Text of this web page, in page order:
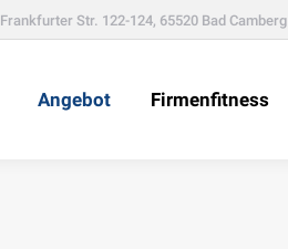
Frankfurter Str. 122-124, 65520 Bad Camberg
Angebot Firmenfitness